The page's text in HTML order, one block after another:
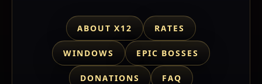
ABOUT X12 RATES
WINDOWS EPIC BOSSES
DONATIONS FAQ